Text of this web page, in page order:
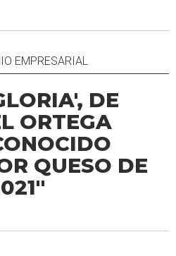
EMPRESARIAL
DE
ORTEGA
QUESO DE